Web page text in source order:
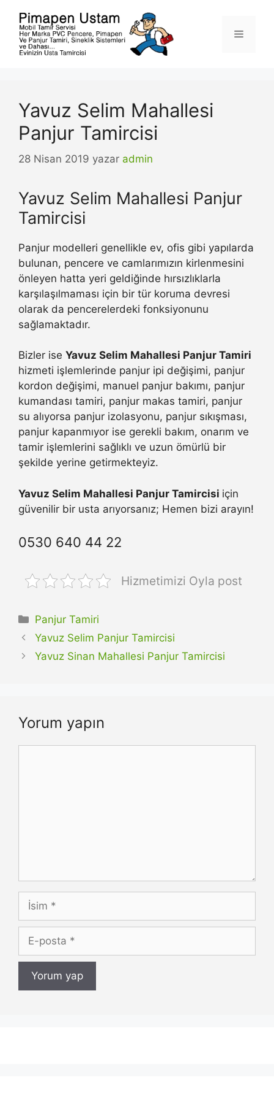
Menü
Yavuz Selim Mahallesi
Panjur Tamircisi
28 Nisan 2019 yazar admin
Yavuz Selim Mahallesi Panjur
Tamircisi
Panjur modelleri genellikle ev, ofis gibi yapılarda
bulunan, pencere ve camlarımızın kirlenmesini
önleyen hatta yeri geldiğinde hırsızlıklarla
karşılaşılmaması için bir tür koruma devresi
olarak da pencerelerdeki fonksiyonunu
sağlamaktadır.
Bizler ise Yavuz Selim Mahallesi Panjur Tamiri
hizmeti işlemlerinde panjur ipi değişimi, panjur
kordon değişimi, manuel panjur bakımı, panjur
kumandası tamiri, panjur makas tamiri, panjur
su alıyorsa panjur izolasyonu, panjur sıkışması,
panjur kapanmıyor ise gerekli bakım, onarım ve
tamir işlemlerini sağlıklı ve uzun ömürlü bir
şekilde yerine getirmekteyiz.
Yavuz Selim Mahallesi Panjur Tamircisi için
güvenilir bir usta arıyorsanız; Hemen bizi arayın!
0530 640 44 22
Hizmetimizi Oyla post
Kategoriler
Panjur Tamiri
Yavuz Selim Panjur Tamircisi
Yavuz Sinan Mahallesi Panjur Tamircisi
Yorum yapın
İsim
posta